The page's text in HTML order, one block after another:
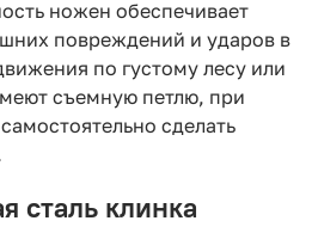
ножен обеспечивает
повреждений и ударов в
по густому лесу или
съемную петлю, при
сделать
сталь клинка